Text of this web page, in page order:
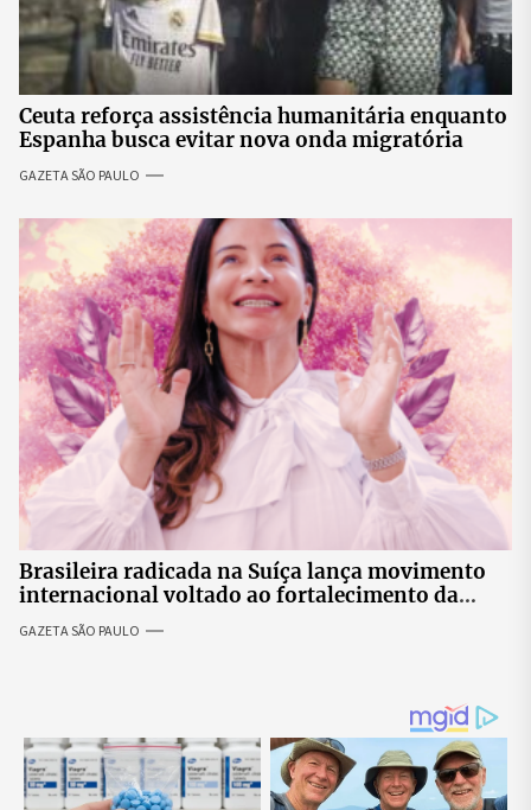
Ceuta reforça assistência humanitária enquanto
Espanha busca evitar nova onda migratória
GAZETA SÃO PAULO
Brasileira radicada na Suíça lança movimento
internacional voltado ao fortalecimento da
identidade feminina
GAZETA SÃO PAULO